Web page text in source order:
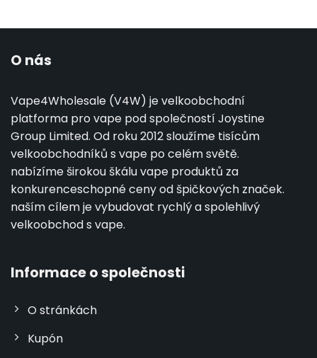
O nás
Vape4Wholesale (V4W) je velkoobchodní
platforma pro vape pod společností Joystine
Group Limited. Od roku 2012 sloužíme tisícům
velkoobchodníků s vape po celém světě.
nabízíme širokou škálu vape produktů za
konkurenceschopné ceny od špičkových značek.
naším cílem je vybudovat rychlý a spolehlivý
velkoobchod s vape.
Informace o společnosti
O stránkách
Kupón